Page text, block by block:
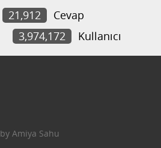
21,912
Cevap
3,974,172 Kullanıcı
by Amiya Sahu